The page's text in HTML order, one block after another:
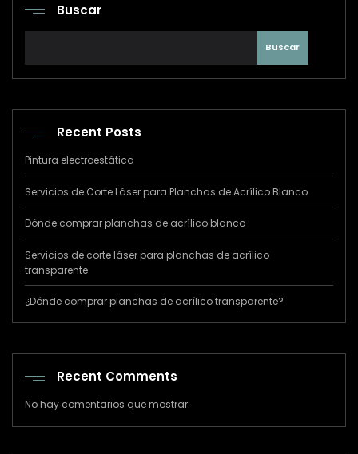
Buscar
Buscar
Recent Posts
Pintura electroestática
Servicios de Corte Láser para Planchas de Acrílico Blanco
Dónde comprar planchas de acrílico blanco
Servicios de corte láser para planchas de acrílico
transparente
¿Dónde comprar planchas de acrílico transparente?
Recent Comments
No hay comentarios que mostrar.